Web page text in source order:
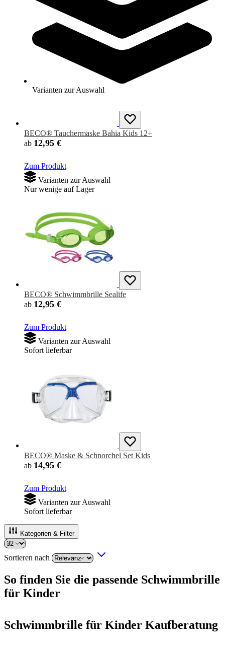
Varianten zur Auswahl
Zum Produkt
Varianten zur Auswahl
Sofort lieferbar
BECO® Tauchermaske Bahia Kids 12+
ab 12,95 €
Zum Produkt
Varianten zur Auswahl
Nur wenige auf Lager
BECO® Schwimmbrille Sealife
ab 12,95 €
Zum Produkt
Varianten zur Auswahl
Sofort lieferbar
BECO® Maske & Schnorchel Set Kids
ab 14,95 €
Zum Produkt
Varianten zur Auswahl
Sofort lieferbar
Kategorien & Filter
Sortieren nach
So finden Sie die passende Schwimmbrille
für Kinder
Schwimmbrille für Kinder Kaufberatung